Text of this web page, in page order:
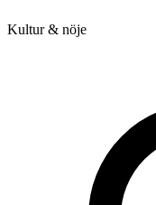
Kultur & nöje